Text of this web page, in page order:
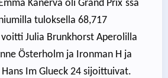
Kanerva oli Grand Prix´ssa
tuloksella 68,717
Julia Brunkhorst Aperolilla
Österholm ja Ironman H ja
Im Glueck 24 sijoittuivat.